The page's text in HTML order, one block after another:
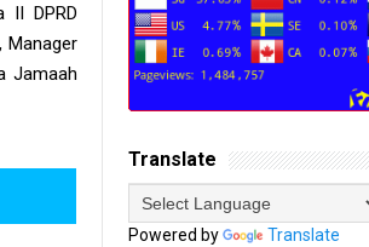
II DPRD
Manager
Jamaah
Translate
Powered by Translate